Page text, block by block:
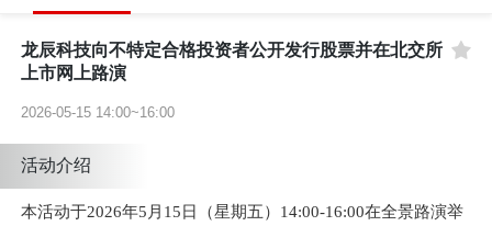
龙辰科技向不特定合格投资者公开发行股票并在北交所
上市网上路演
2026-05-15 14:00~16:00
活动介绍
本活动于2026年5月15日（星期五）14:00-16:00在全景路演举